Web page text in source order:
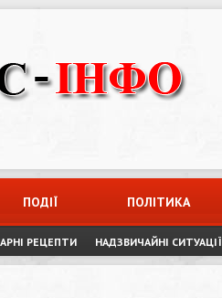
ПОДІЇ ПОЛІТИКА
РЕЦЕПТИ НАДЗВИЧАЙНІ СИТУАЦІЇ